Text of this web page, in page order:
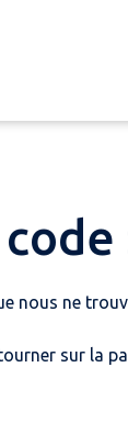
nous ne
sur la